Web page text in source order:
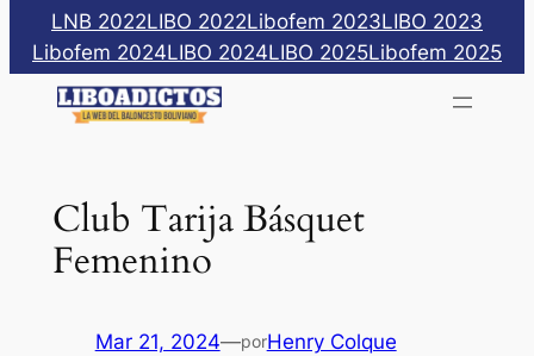
Saltar
contenido
LNB 2022LIBO 2022Libofem 2023LIBO 2023
Libofem 2024LIBO 2024LIBO 2025Libofem 2025
Club Tarija Básquet
Femenino
Mar 21, 2024—porHenry Colque